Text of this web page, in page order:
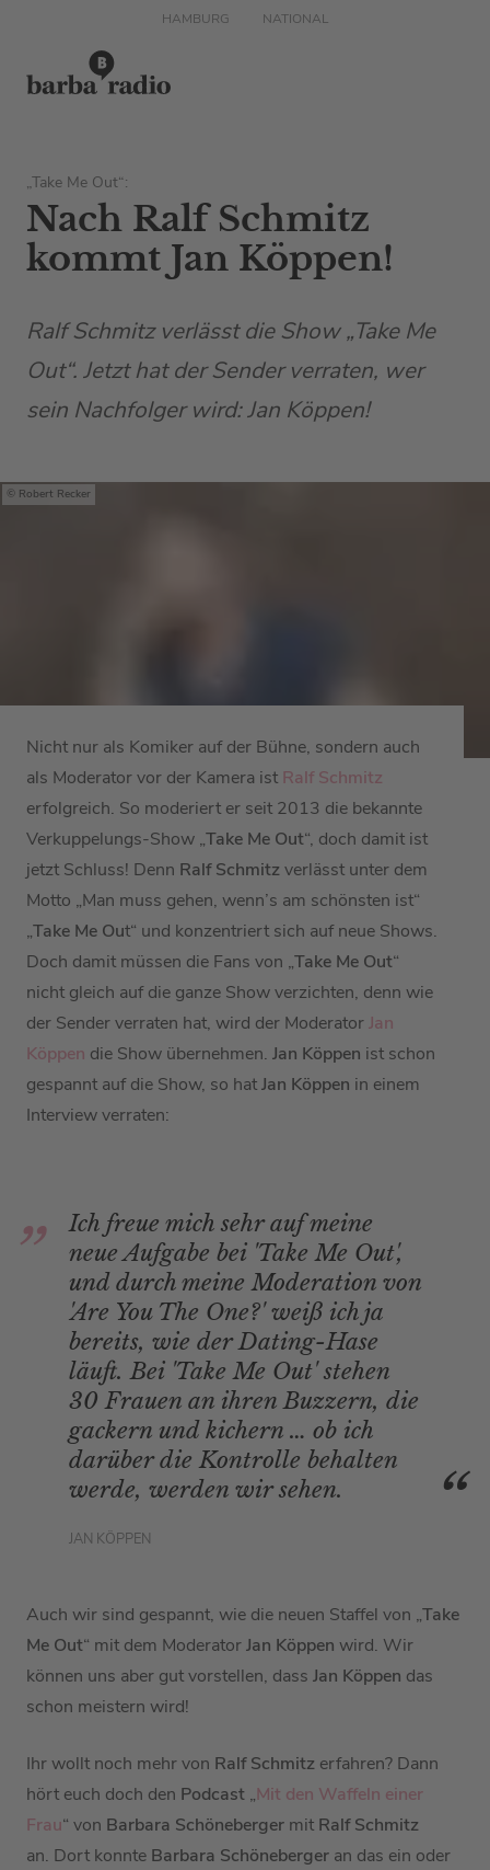
HAMBURG NATIONAL
„Take Me Out“:
Nach Ralf Schmitz
kommt Jan Köppen!
Ralf Schmitz verlässt die Show „Take Me
Out“. Jetzt hat der Sender verraten, wer
sein Nachfolger wird: Jan Köppen!
Robert Recker
Nicht nur als Komiker auf der Bühne, sondern auch
als Moderator vor der Kamera ist Ralf Schmitz
erfolgreich. So moderiert er seit 2013 die bekannte
Verkuppelungs-Show „Take Me Out“, doch damit ist
jetzt Schluss! Denn Ralf Schmitzverlässt unter dem
Motto „Man muss gehen, wenn’s am schönsten ist“
„Take Me Out“ und konzentriert sich auf neue Shows.
Doch damit müssen die Fans von „Take Me Out“
nicht gleich auf die ganze Show verzichten, denn wie
der Sender verraten hat, wird der ModeratorJan
Köppen die Show übernehmen. Jan Köppen ist schon
gespannt auf die Show, so hatJan Köppen in einem
Interview verraten:
Ich freue mich sehr auf meine
neue Aufgabe bei 'Take Me Out',
und durch meine Moderation von
'Are You The One?' weiß ich ja
bereits, wie der Dating-Hase
läuft. Bei 'Take Me Out' stehen
30 Frauen an ihren Buzzern, die
gackern und kichern … ob ich
darüber die Kontrolle behalten
werde, werden wir sehen.
JAN KÖPPEN
Auch wir sind gespannt, wie die neuen Staffel von „Take
Me Out“ mit dem ModeratorJan Köppen wird. Wir
können uns aber gut vorstellen, dass Jan Köppen das
schon meistern wird!
Ihr wollt noch mehr von Ralf Schmitz erfahren? Dann
hört euch doch den Podcast „Mit den Waffeln einer
Frau“ von Barbara Schöneberger mit Ralf Schmitz
an. Dort konnte Barbara Schöneberger an das ein oder